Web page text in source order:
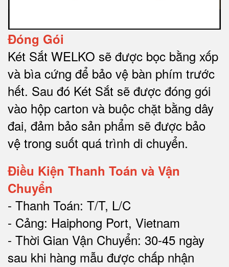
Đóng Gói
Két Sắt WELKO sẽ được bọc bằng xốp
và bìa cứng để bảo vệ bàn phím trước
hết. Sau đó Két Sắt sẽ được đóng gói
vào hộp carton và buộc chặt bằng dây
đai, đảm bảo sản phẩm sẽ được bảo
vệ trong suốt quá trình di chuyển.
Điều Kiện Thanh Toán và Vận
Chuyển
- Thanh Toán: T/T, L/C
- Cảng: Haiphong Port, Vietnam
- Thời Gian Vận Chuyển: 30-45 ngày
sau khi hàng mẫu được chấp nhận